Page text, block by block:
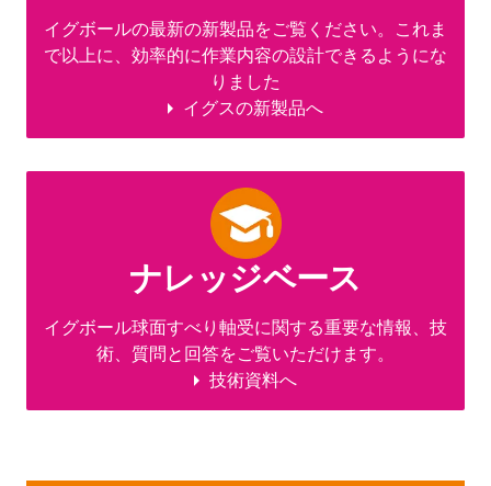
イグボールの最新の新製品をご覧ください。これま
で以上に、効率的に作業内容の設計できるようにな
りました
イグスの新製品へ
ナレッジベース
イグボール球面すべり軸受に関する重要な情報、技
術、質問と回答をご覧いただけます。
技術資料へ